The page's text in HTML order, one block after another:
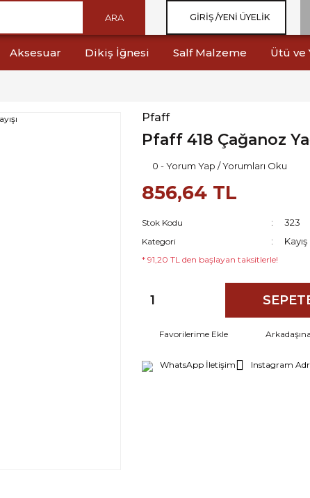
ARA GIRIŞ /YENI ÜYELIK
Aksesuar Dikiş İğnesi Salf Malzeme Ütü ve
Pfaff
Pfaff 418 Çağanoz
0 - Yorum Yap / Yorumları Oku
856,64 TL
Stok Kodu 323
Kategori
* 91,20 TL den başlayan taksitlerle!
WhatsApp İletişim Instagram